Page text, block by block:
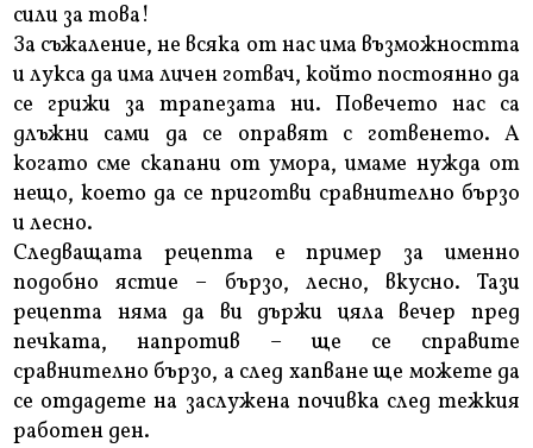
сили за това!
За съжаление, не всяка от нас има възможността
и лукса да има личен готвач, който постоянно да
се грижи за трапезата ни. Повечето нас са
длъжни сами да се оправят с готвенето. А
когато сме скапани от умора, имаме нужда от
нещо, което да се приготви сравнително бързо
и лесно.
Следващата рецепта е пример за именно
подобно ястие – бързо, лесно, вкусно. Тази
рецепта няма да ви държи цяла вечер пред
печката, напротив – ще се справите
сравнително бързо, а след хапване ще можете да
се отдадете на заслужена почивка след тежкия
работен ден.